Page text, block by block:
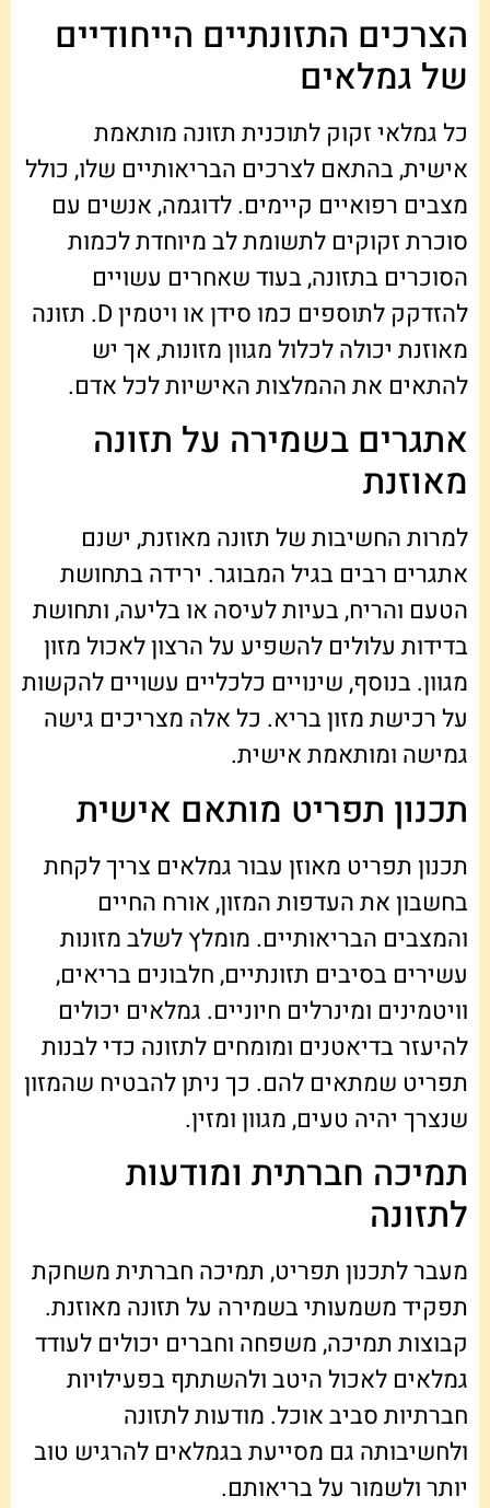
הצרכים התזונתיים הייחודיים
של גמלאים
כל גמלאי זקוק לתוכנית תזונה מותאמת
אישית, בהתאם לצרכים הבריאותיים שלו, כולל
מצבים רפואיים קיימים. לדוגמה, אנשים עם
סוכרת זקוקים לתשומת לב מיוחדת לכמות
הסוכרים בתזונה, בעוד שאחרים עשויים
להזדקק לתוספים כמו סידן או ויטמין D. תזונה
מאוזנת יכולה לכלול מגוון מזונות, אך יש
להתאים את ההמלצות האישיות לכל אדם.
אתגרים בשמירה על תזונה
מאוזנת
למרות החשיבות של תזונה מאוזנת, ישנם
אתגרים רבים בגיל המבוגר. ירידה בתחושת
הטעם והריח, בעיות לעיסה או בליעה, ותחושת
בדידות עלולים להשפיע על הרצון לאכול מזון
מגוון. בנוסף, שינויים כלכליים עשויים להקשות
על רכישת מזון בריא. כל אלה מצריכים גישה
גמישה ומותאמת אישית.
תכנון תפריט מותאם אישית
תכנון תפריט מאוזן עבור גמלאים צריך לקחת
בחשבון את העדפות המזון, אורח החיים
והמצבים הבריאותיים. מומלץ לשלב מזונות
עשירים בסיבים תזונתיים, חלבונים בריאים,
וויטמינים ומינרלים חיוניים. גמלאים יכולים
להיעזר בדיאטנים ומומחים לתזונה כדי לבנות
תפריט שמתאים להם. כך ניתן להבטיח שהמזון
שנצרך יהיה טעים, מגוון ומזין.
תמיכה חברתית ומודעות
לתזונה
מעבר לתכנון תפריט, תמיכה חברתית משחקת
תפקיד משמעותי בשמירה על תזונה מאוזנת.
קבוצות תמיכה, משפחה וחברים יכולים לעודד
גמלאים לאכול היטב ולהשתתף בפעילויות
חברתיות סביב אוכל. מודעות לתזונה
ולחשיבותה גם מסייעת בגמלאים להרגיש טוב
יותר ולשמור על בריאותם.